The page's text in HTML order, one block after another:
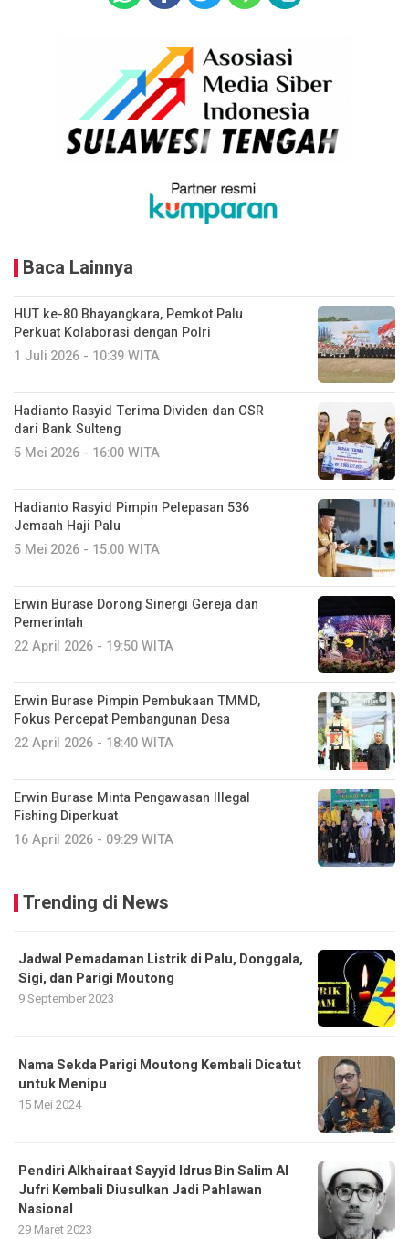
Baca Lainnya
HUT ke-80 Bhayangkara, Pemkot Palu
Perkuat Kolaborasi dengan Polri
1 Juli 2026 - 10:39 WITA
Hadianto Rasyid Terima Dividen dan CSR
dari Bank Sulteng
5 Mei 2026 - 16:00 WITA
Hadianto Rasyid Pimpin Pelepasan 536
Jemaah Haji Palu
5 Mei 2026 - 15:00 WITA
Erwin Burase Dorong Sinergi Gereja dan
Pemerintah
22 April 2026 - 19:50 WITA
Erwin Burase Pimpin Pembukaan TMMD,
Fokus Percepat Pembangunan Desa
22 April 2026 - 18:40 WITA
Erwin Burase Minta Pengawasan Illegal
Fishing Diperkuat
16 April 2026 - 09:29 WITA
Trending di News
Jadwal Pemadaman Listrik di Palu, Donggala,
Sigi, dan Parigi Moutong
9 September 2023
Nama Sekda Parigi Moutong Kembali Dicatut
untuk Menipu
15 Mei 2024
Pendiri Alkhairaat Sayyid Idrus Bin Salim Al
Jufri Kembali Diusulkan Jadi Pahlawan
Nasional
29 Maret 2023